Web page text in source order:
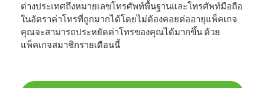
ต่างประเทศถึงหมายเลขโทรศัพท์พื้นฐานและโทรศัพท์มือถือ
ในอัตราค่าโทรที่ถูกมากได้โดยไม่ต้องคอยต่ออายุแพ็คเกจ
คุณจะสามารถประหยัดค่าโทรของคุณได้มากขึ้น ด้วย
แพ็คเกจสมาชิกรายเดือนนี้